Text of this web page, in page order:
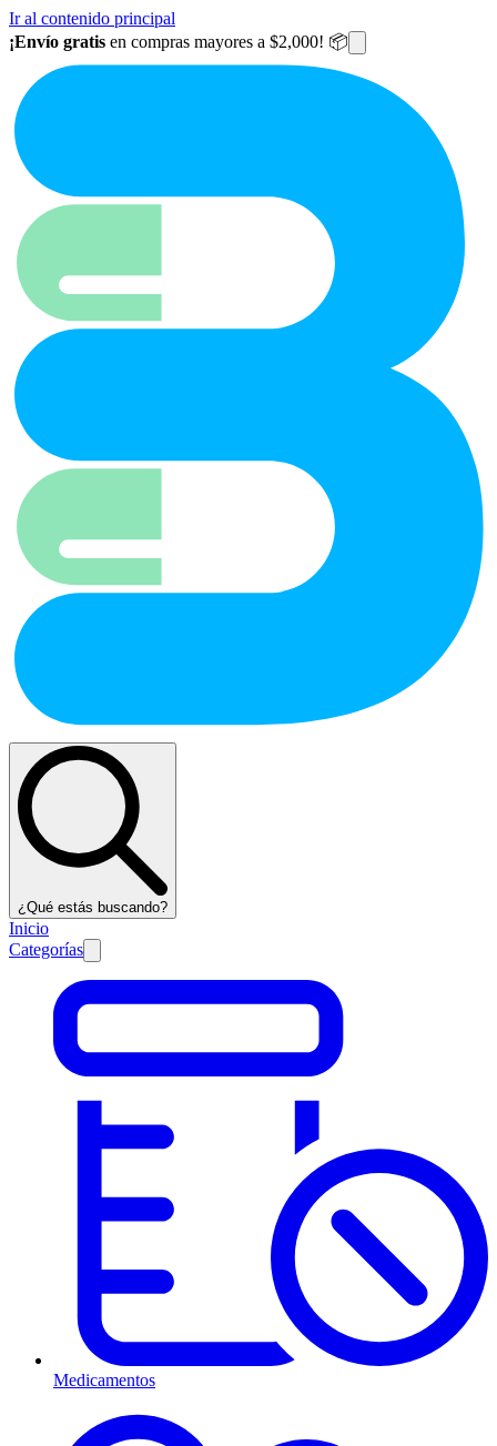
Ir al contenido principal
¡Envío gratis en compras mayores a $2,000! 📦
¿Qué estás buscando?
Inicio
Categorías
Medicamentos